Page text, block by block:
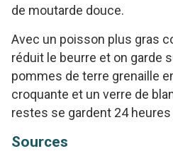
de moutarde douce.
Avec un poisson plus gras
réduit le beurre et on garde
pommes de terre grenaille
croquante et un verre de
restes se gardent 24 heures
Sources